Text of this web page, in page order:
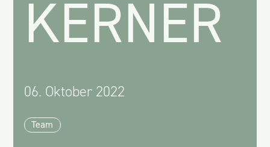
KERNER
06. Oktober 2022
Team